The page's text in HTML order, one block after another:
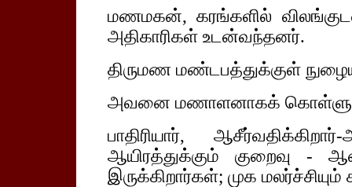
மணமகன், கரங்களில்
அதிகாரிகள் உடன்வந்தனர்.
திருமண மண்டபத்துக்குள்
அவனை மணாளனாகக் கொள்ளும்
பாதிரியார்,
ஆயிரத்துக்கும் குறைவு -
இருக்கிறார்கள்; முக